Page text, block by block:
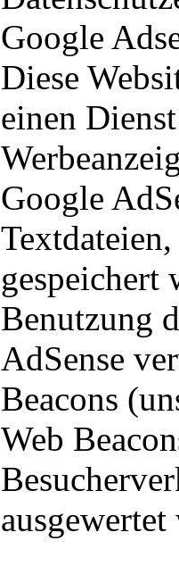
Google
Diese
einen
Google
gespeichert
Benutzung
AdSense
Beacons
Web
ausgewertet